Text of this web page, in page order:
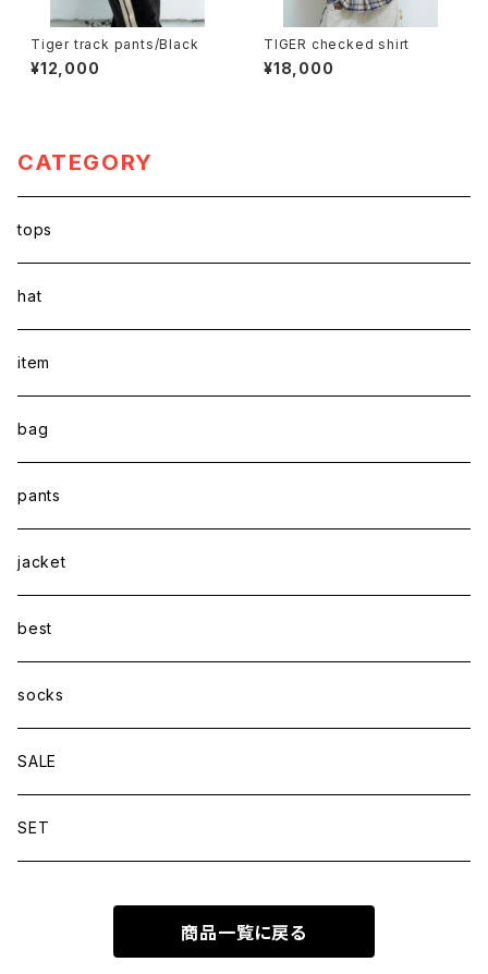
Tiger track pants/Black
¥12,000
TIGER checked shirt
¥18,000
CATEGORY
tops
hat
item
bag
pants
jacket
best
socks
SALE
SET
商品一覧に戻る